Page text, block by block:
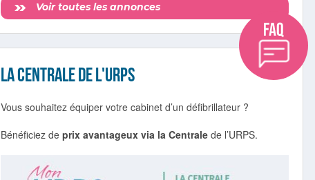
Voir toutes les annonces
La Centrale de l'URPS
Vous souhaitez équiper votre cabinet d’un défibrillateur ?
Bénéficiez deprix avantageux via la Centrale de l’URPS.